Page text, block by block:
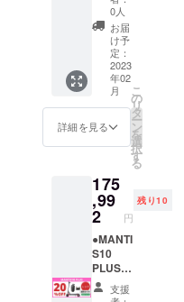
同意し
ます。
↑ ↑ ↑ ↑
↑ ↑ ↑ ↑
動キッ
クボー
ドは、
原動機
付自転
車（原
付1種）
である
という
ことを
理解し
で、道
路交通
法を
守って
安全に
乗りま
す」 上
記2点に
ついて
プロ
ジェク
トの 支
援者 で
ある私
は、事
前にナ
ンバー
プレー
ト登録
と、自
険へ加
入し、
実行者
へ確認
写真を
送付し
ます」
「当電
動キッ
の文章
をお読
みいた
だき、
ご理解
の上、
ご同意
される
場合
は、下
記の文
【備考
欄】 へ
コピー
＆ペー
ストし
てくだ
さい。
↓ ↓ ↓ ↓
↓ ↓ ↓ ↓
考欄】
の記載
がない
と支援
ができ
ませ
ん。ま
た製品
をお送
りする
ことが
せん。
個人情
報は厳
守いた
しま
す。
※ 下記
の文章
をお読
記を必
ずお読
みくだ
さい＞
MANTI
S10
PLUSは
公道仕
様の電
動キッ
クボー
す。法
律上、
原動機
付自転
車（原
付1種）
となり
ます。
※ 【備
書は、
PDF形
式でご
登録の
メール
アドレ
ス宛に
お送り
いたし
ます。
＝＝＝
MANTI
S10
PLUSに
興味を
持ちご
支援い
ただけ
る方
へ、下
離島に
なる場
合は、
追加送
料が必
要で
す。配
送オプ
ション
を必ず
ご購入
い。 ブ
ラック/
標準タ
イヤ ：
1台 撥
水バッ
グ ：1
個 レン
チセッ
Ready
Pack
【各色
限定10
台】 販
売予定
価格
￥219,9
90（税
→
￥175,9
92（税
込・送
料込）
※発送先
が北海
道・沖
縄県・
0人
お届
け予
定：
2023
年02
月
詳細を見る
こ
の
リ
タ
ー
ン
を
選
択
す
る
175
,99
2 円
残り10
●MANTI
S10
PLUS
＜
20％OF
支援